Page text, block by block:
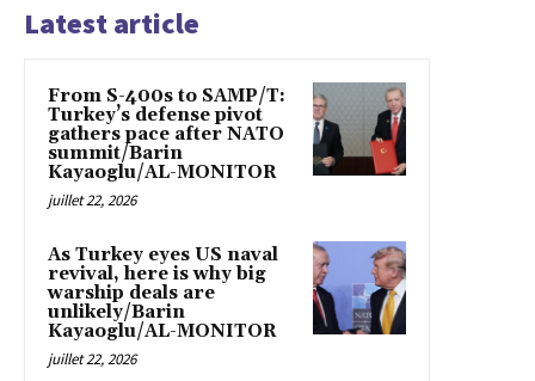
Latest article
From S-400s to SAMP/T:
Turkey’s defense pivot
gathers pace after NATO
summit/Barin
Kayaoglu/AL-MONITOR
juillet 22, 2026
As Turkey eyes US naval
revival, here is why big
warship deals are
unlikely/Barin
Kayaoglu/AL-MONITOR
juillet 22, 2026